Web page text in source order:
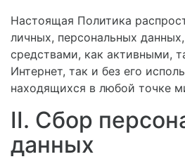
Настоящая Политика
личных, персональных
средствами, как активными,
Интернет, так и без его
находящихся в любой точке
II. Сбор
данных